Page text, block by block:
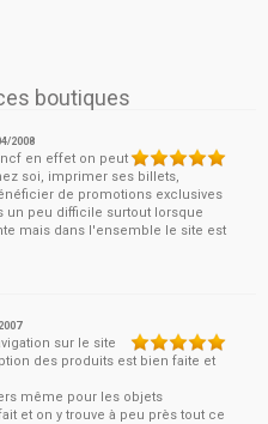
boutiques
2008
en effet on peut
soi, imprimer ses billets,
de promotions exclusives
un peu difficile surtout lorsque
mais dans l'ensemble le site est
sur le site
des produits est bien faite et
même pour les objets
et on y trouve à peu près tout ce